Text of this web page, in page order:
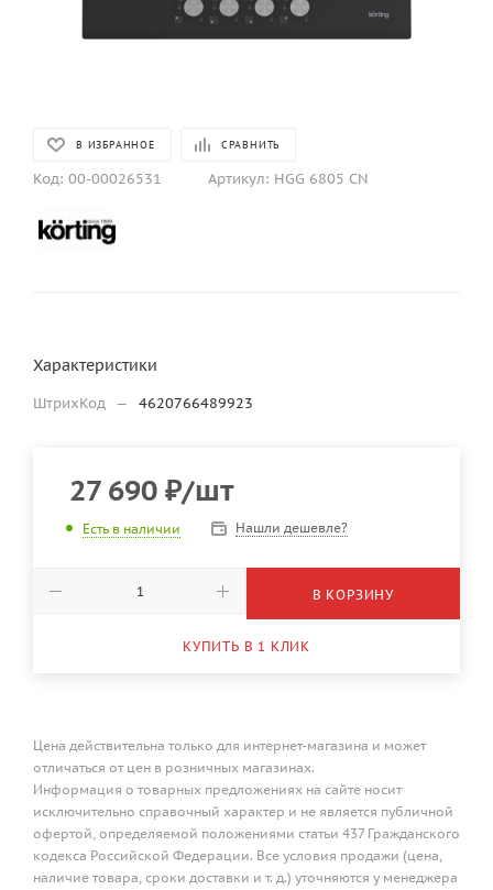
В ИЗБРАННОЕ СРАВНИТЬ
Код: 00-00026531 Артикул: HGG 6805 CN
Характеристики
ШтрихКод — 4620766489923
27 690 ₽/шт
Есть в наличии Нашли дешевле?
В КОРЗИНУ
КУПИТЬ В 1 КЛИК
Цена действительна только для интернет-магазина и может
отличаться от цен в розничных магазинах.
Информация о товарных предложениях на сайте носит
исключительно справочный характер и не является публичной
офертой, определяемой положениями статьи 437 Гражданского
кодекса Российской Федерации. Все условия продажи (цена,
наличие товара, сроки доставки и т. д.) уточняются у менеджера